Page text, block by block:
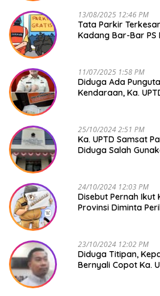
13/08/2025 12:46 PM
Tata Parkir
Kadang Bar-Bar
11/07/2025 1:58 PM
Diduga Ada
Kendaraan, Ka.
25/10/2024 2:51 PM
Ka. UPTD Samsat
Diduga Salah
24/10/2024 12:03 PM
Disebut Pernah Ikut
Provinsi Diminta
23/10/2024 12:02 PM
Diduga Titipan,
Bernyali Copot Ka.